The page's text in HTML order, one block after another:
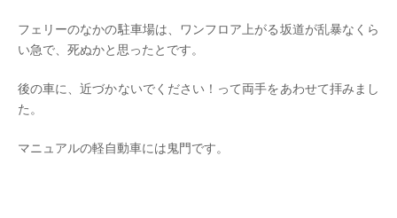
フェリーのなかの駐車場は、ワンフロア上がる坂道が乱暴なくら
い急で、死ぬかと思ったとです。
後の車に、近づかないでください！って両手をあわせて拝みまし
た。
マニュアルの軽自動車には鬼門です。